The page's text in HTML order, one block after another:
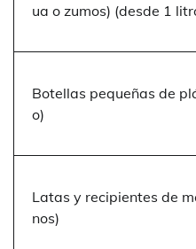
ua o zumos) (desde 1
Botellas pequeñas de
o)
Latas y recipientes de
nos)